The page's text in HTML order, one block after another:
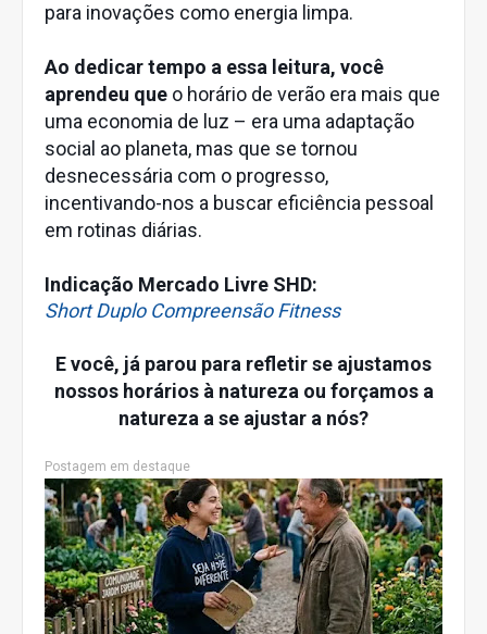
para inovações como energia limpa.
Ao dedicar tempo a essa leitura, você
aprendeu que o horário de verão era mais que
uma economia de luz – era uma adaptação
social ao planeta, mas que se tornou
desnecessária com o progresso,
incentivando-nos a buscar eficiência pessoal
em rotinas diárias.
Indicação Mercado Livre SHD:
Short Duplo Compreensão Fitness
E você, já parou para refletir se ajustamos
nossos horários à natureza ou forçamos a
natureza a se ajustar a nós?
Postagem em destaque